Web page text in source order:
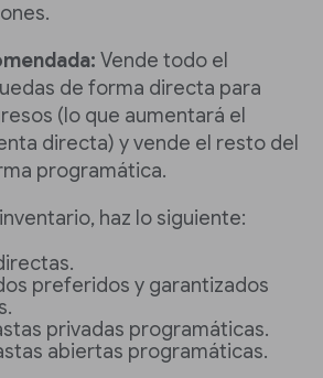
Vende todo el
de forma directa para
(lo que aumentará el
directa) y vende el resto del
programática.
haz lo siguiente:
preferidos y garantizados
privadas programáticas.
abiertas programáticas.